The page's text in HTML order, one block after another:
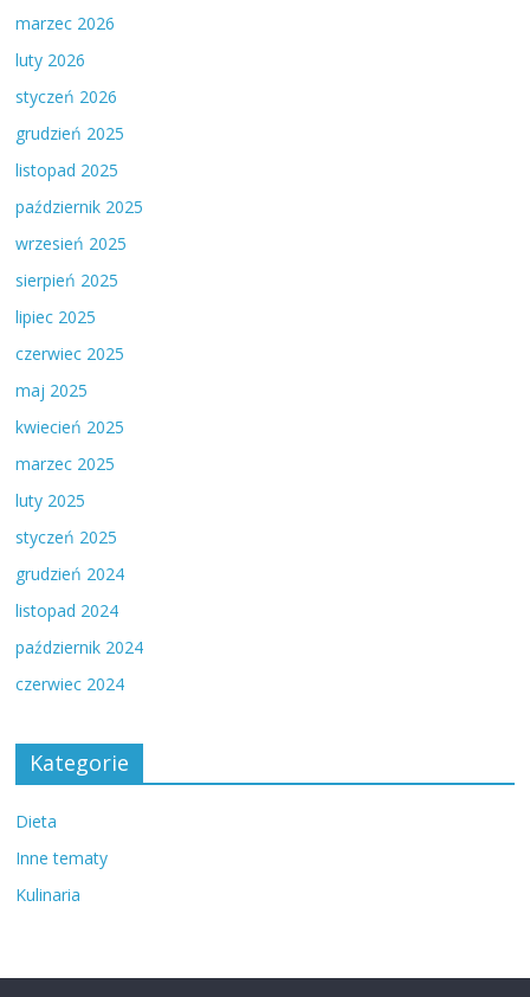
marzec 2026
luty 2026
styczeń 2026
grudzień 2025
listopad 2025
październik 2025
wrzesień 2025
sierpień 2025
lipiec 2025
czerwiec 2025
maj 2025
kwiecień 2025
marzec 2025
luty 2025
styczeń 2025
grudzień 2024
listopad 2024
październik 2024
czerwiec 2024
Kategorie
Dieta
Inne tematy
Kulinaria